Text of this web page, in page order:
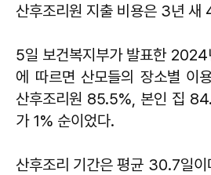
산후조리원 지출 비용은 3년 새
5일 보건복지부가 발표한 2024
에 따르면 산모들의 장소별 이
산후조리원 85.5%, 본인 집
가 1% 순이었다.
산후조리 기간은 평균 30.7일